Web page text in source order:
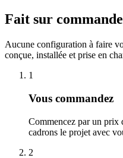
Fait sur
Aucune configuration à faire
conçue, installée et prise en
1
Vous commandez
Commencez par un prix
cadrons le projet avec
2